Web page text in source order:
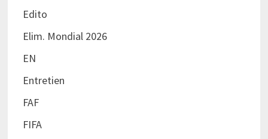
Edito
Elim. Mondial 2026
EN
Entretien
FAF
FIFA